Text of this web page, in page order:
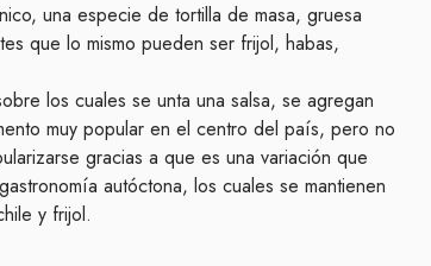
una especie de tortilla de masa, gruesa
que lo mismo pueden ser frijol, habas,
los cuales se unta una salsa, se agregan
muy popular en el centro del país, pero no
gracias a que es una variación que
autóctona, los cuales se mantienen
y frijol.